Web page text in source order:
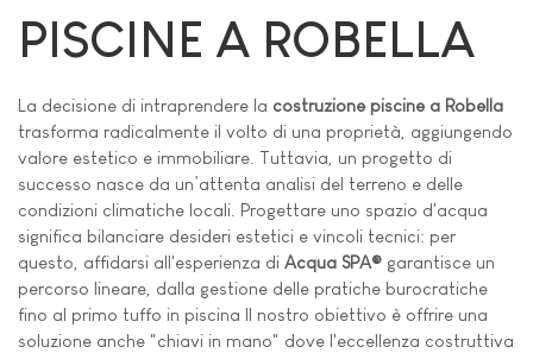
PISCINE A ROBELLA
La decisione di intraprendere la costruzione piscine a Robella
trasforma radicalmente il volto di una proprietà, aggiungendo
valore estetico e immobiliare. Tuttavia, un progetto di
successo nasce da un’attenta analisi del terreno e delle
condizioni climatiche locali. Progettare uno spazio d'acqua
significa bilanciare desideri estetici e vincoli tecnici: per
questo, affidarsi all'esperienza di Acqua SPA® garantisce un
percorso lineare, dalla gestione delle pratiche burocratiche
fino al primo tuffo in piscina Il nostro obiettivo è offrire una
soluzione anche "chiavi in mano" dove l'eccellenza costruttiva